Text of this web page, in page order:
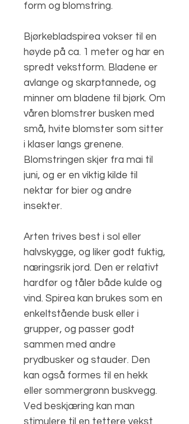
form og blomstring.
Bjørkebladspirea vokser til en
høyde på ca. 1 meter og har en
spredt vekstform. Bladene er
avlange og skarptannede, og
minner om bladene til bjørk. Om
våren blomstrer busken med
små, hvite blomster som sitter
i klaser langs grenene.
Blomstringen skjer fra mai til
juni, og er en viktig kilde til
nektar for bier og andre
insekter.
Arten trives best i sol eller
halvskygge, og liker godt fuktig,
næringsrik jord. Den er relativt
hardfør og tåler både kulde og
vind. Spirea kan brukes som en
enkeltstående busk eller i
grupper, og passer godt
sammen med andre
prydbusker og stauder. Den
kan også formes til en hekk
eller sommergrønn buskvegg.
Ved beskjæring kan man
stimulere til en tettere vekst